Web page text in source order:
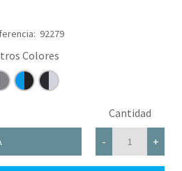
92279
Cantidad
- +